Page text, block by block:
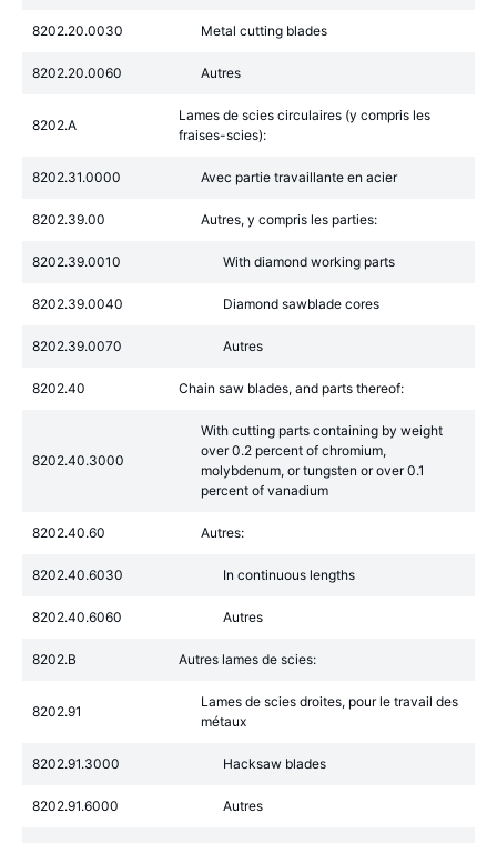
8202.20.0030 Metal cutting blades
8202.20.0060 Autres
8202.A
Lames de scies circulaires (y compris les
fraises-scies):
8202.31.0000 Avec partie travaillante en acier
8202.39.00 Autres, y compris les parties:
8202.39.0010 With diamond working parts
8202.39.0040 Diamond sawblade cores
8202.39.0070 Autres
8202.40 Chain saw blades, and parts thereof:
8202.40.3000
With cutting parts containing by weight
over 0.2 percent of chromium,
molybdenum, or tungsten or over 0.1
percent of vanadium
8202.40.60 Autres:
8202.40.6030 In continuous lengths
8202.40.6060 Autres
8202.B Autres lames de scies:
8202.91
Lames de scies droites, pour le travail des
métaux
8202.91.3000 Hacksaw blades
8202.91.6000 Autres